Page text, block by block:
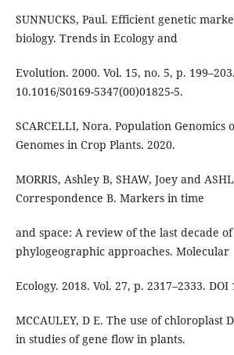
SUNNUCKS, Paul. Efficient genetic
biology. Trends in Ecology and
Evolution. 2000. Vol. 15, no. 5, p.
10.1016/S0169-5347(00)01825-5.
SCARCELLI, Nora. Population Genomics
Genomes in Crop Plants. 2020.
MORRIS, Ashley B, SHAW, Joey and
Correspondence B. Markers in time
and space: A review of the last decade
phylogeographic approaches. Molecular
Ecology. 2018. Vol. 27, p. 2317–2333. DOI
MCCAULEY, D E. The use of chloroplast
in studies of gene flow in plants.